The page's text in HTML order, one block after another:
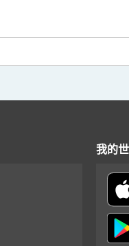
我的